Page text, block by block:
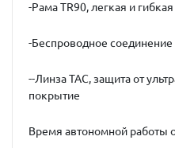
-Рама TR90, легкая и гибкая
-Беспроводное
--Линза TAC, защита от
покрытие
Время автономной работы